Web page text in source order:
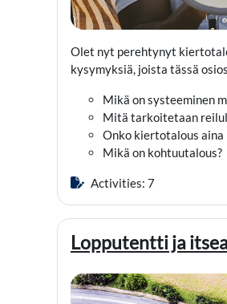
Olet nyt perehtynyt
kysymyksiä, joista tässä
Mikä on systeeminen
Mitä tarkoitetaan
Onko kiertotalous aina
Mikä on kohtuutalous?
Activities: 7
Lopputentti ja